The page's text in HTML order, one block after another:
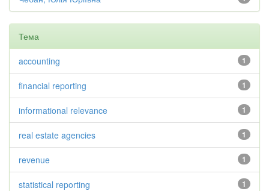
Тема
1
accounting
1
financial reporting
1
informational relevance
1
real estate agencies
1
revenue
1
statistical reporting